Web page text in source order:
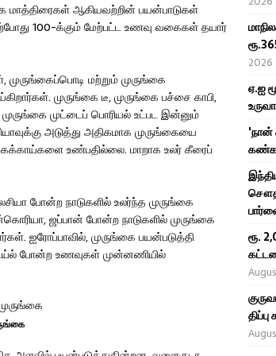
மாத்திரைகள் ஆகியவற்றின் பயன்பாடுகள்
100-க்கும் மேற்பட்ட உணவு வகைகள் தயார்
மற்றும் முருங்கை
முருங்கை டீ, முருங்கை பச்சை காபி,
முட்டைப் பொரியல் உட்பட இன்னும்
அடுத்து அதிகமாக முருங்கையை
உண்பதில்லை. மாறாக உலர் கீரைப்
போன்ற நாடுகளில் உலர்ந்த முருங்கை
ஜப்பான் போன்ற நாடுகளில் முருங்கை
ஐரோப்பாவில், முருங்கை பயன்படுத்தி
போன்ற உணவுகள் முன்னணியில்
2026
ஏ.ஐ
'நான்
ரூ.